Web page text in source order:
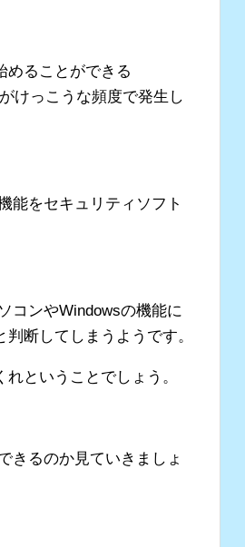
めることができる
けっこうな頻度で発生し
能をセキュリティソフト
コンやWindowsの機能に
断してしまうようです。
ということでしょう。
きるのか見ていきましょ